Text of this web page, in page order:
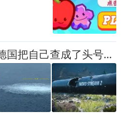
北溪被炸四年，德国把自己查成了头号嫌疑人？死活不让俄罗斯介入